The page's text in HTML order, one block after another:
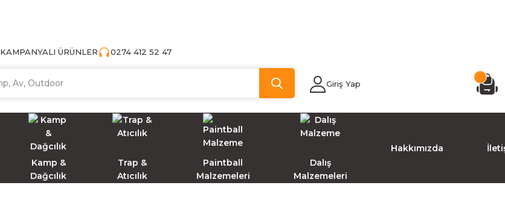
KAMPANYALI ÜRÜNLER 0274 412 52 47
Giriş Yap
Kamp &
Dağcılık
Trap &
Atıcılık
Paintball
Malzemeleri
Dalış
Malzemeleri
Hakkımızda